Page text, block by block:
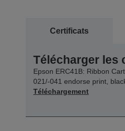
Certificats
Télécharger les
Epson ERC41B: Ribbon
021/-041 endorse print,
Téléchargement